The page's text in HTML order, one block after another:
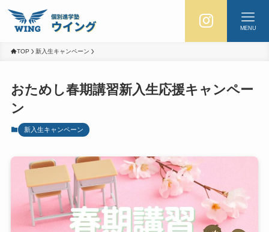
MENU
TOP 新入生キャンペーン
おためし春期講習新入生応援キャンペー
ン
新入生キャンペーン